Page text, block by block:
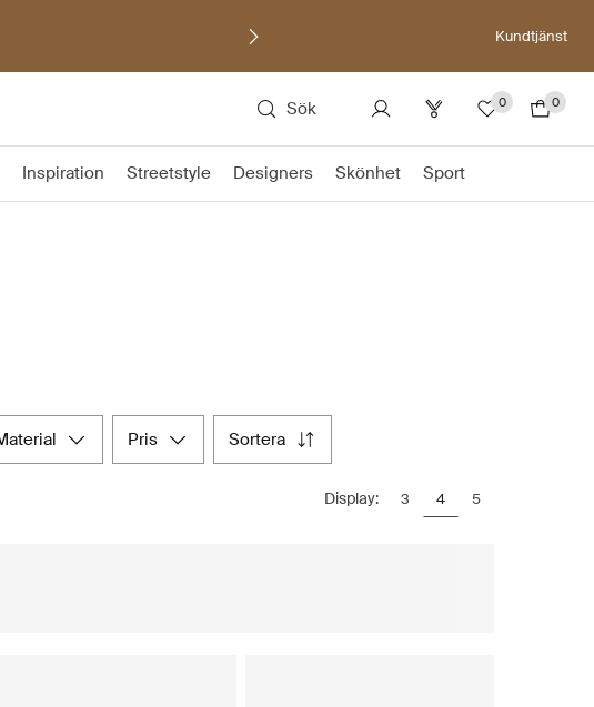
Kundtjänst
Sök 0 0
Inspiration Streetstyle Designers Skönhet Sport
material pris sortera
Display: 3 4 5